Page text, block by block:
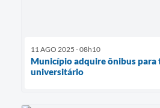
11 AGO 2025 - 08h10
Município adquire ônibus
universitário